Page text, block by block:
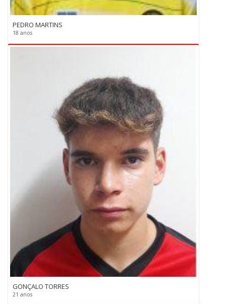
PEDRO MARTINS
18 anos
GONÇALO TORRES
21 anos